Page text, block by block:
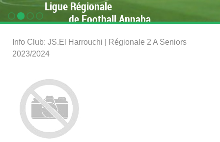
Ligue Régionale
de Football Annaba
Info Club: JS.El Harrouchi | Régionale 2 A Seniors
2023/2024